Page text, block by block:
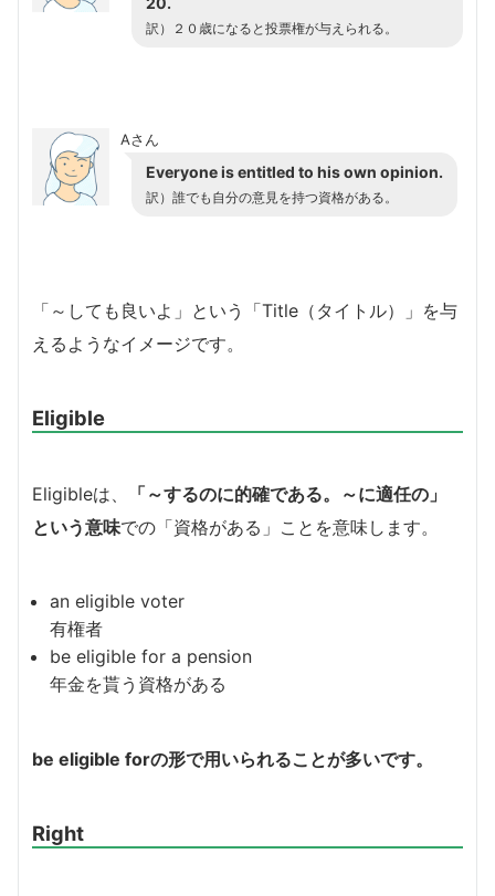
訳）２０歳になると投票権が与えられる。
Aさん
Everyoneisentitled to his own opinion.
訳） 誰でも 自分の意見を持つ資格がある。
「～しても良いよ」という「Title（タイトル）」を与
えるようなイメージです。
Eligible
Eligibleは、
「～するのに的確である。～に適任の」
という意味での「資格がある」ことを意味します。
an eligible voter
有権者
be eligible for a pension
年金を貰う資格がある
be eligible forの形で用いられることが多いです。
Right